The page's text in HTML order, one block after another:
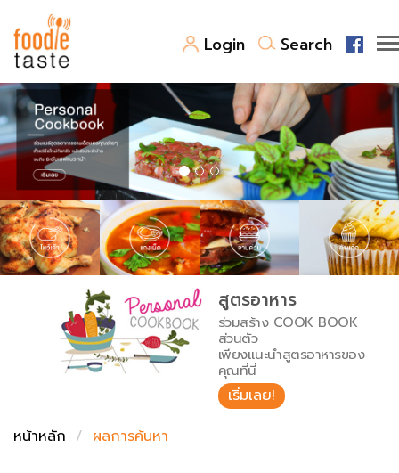
Login Search
สูตรอาหาร
สูตรอาหารล่าสุด
Top Foodie
พาไปชิม
สารพันก้นครัว
เคล็ดลับน่ารู้
เปรียบเทียบหน่วยการตวง
เปรียบเทียบอุณหภูมิ
เปรียบเทียบน้ำหนักวัตถุดิบ
FoodPedia
สร้าง Cookbook
สูตรอาหาร
ร่วมสร้าง COOK BOOK
ส่วนตัว
เพียงแนะนำสูตรอาหารของ
คุณที่นี่
เริ่มเลย!
หน้าหลัก
ผลการค้นหา